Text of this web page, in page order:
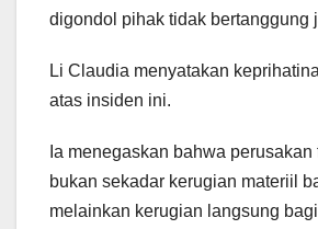
digondol pihak tidak bertanggung
Li Claudia menyatakan
atas insiden ini.
Ia menegaskan bahwa
bukan sekadar kerugian materiil
melainkan kerugian langsung